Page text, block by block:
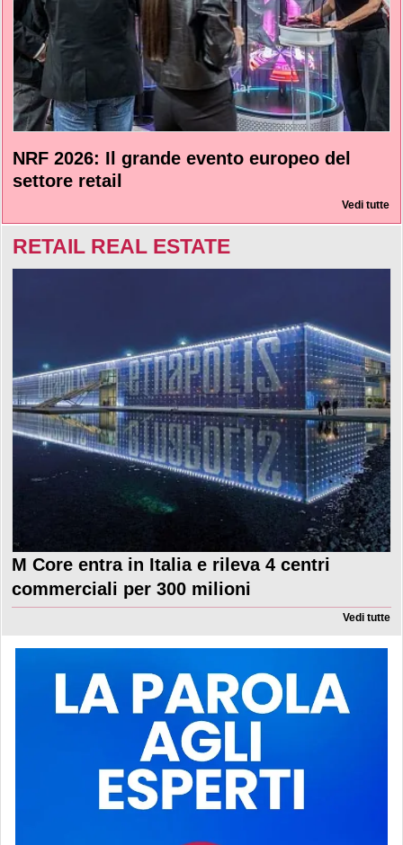
NRF 2026: Il grande evento europeo del
settore retail
Vedi tutte
RETAIL REAL ESTATE
M Core entra in Italia e rileva 4 centri
commerciali per 300 milioni
Vedi tutte